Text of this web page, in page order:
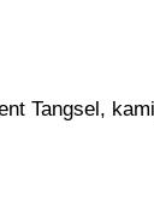
Tangsel,